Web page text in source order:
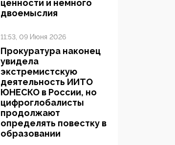
ценности и немного
двоемыслия
11:53, 09 Июня 2026
Прокуратура наконец
увидела
экстремистскую
деятельность ИИТО
ЮНЕСКО в России, но
цифроглобалисты
продолжают
определять повестку в
образовании